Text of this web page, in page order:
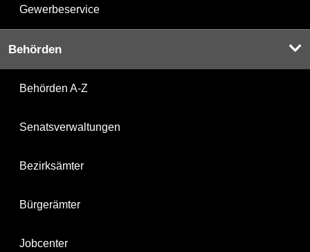
Gewerbeservice
Behörden
Behörden A-Z
Senatsverwaltungen
Bezirksämter
Bürgerämter
Jobcenter